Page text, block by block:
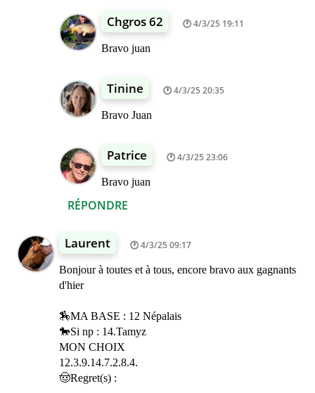
RÉPONDRE
Chgros 62 4/3/25 19:11
Bravo juan
Tinine 4/3/25 20:35
Bravo Juan
Patrice 4/3/25 23:06
Bravo juan
Laurent 4/3/25 09:17
Bonjour à toutes et à tous, encore bravo aux gagnants
d'hier
🏇MA BASE : 12 Népalais
🐎Si np : 14.Tamyz
MON CHOIX
12.3.9.14.7.2.8.4.
🤠Regret(s) :